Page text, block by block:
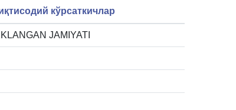
кўрсаткичлар
JAMIYATI